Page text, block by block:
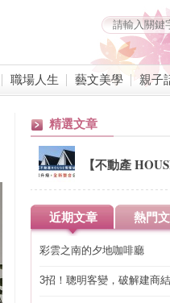
職場人生 藝文美學 親子
精選文章
【不動產
併公告
近期文章 熱門
彩雲之南的夕地咖啡廳
3招！聰明客變，破解建商